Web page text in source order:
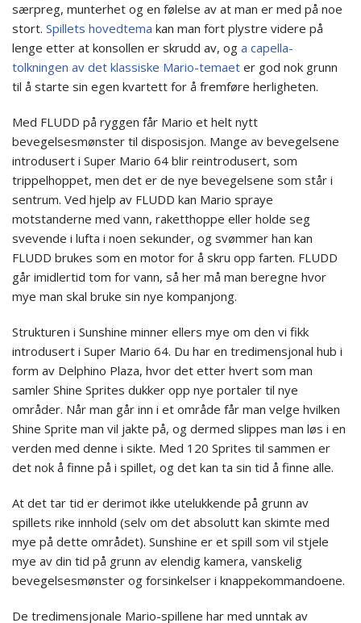
særpreg, munterhet og en følelse av at man er med på noe
stort. Spillets hovedtema kan man fort plystre videre på
lenge etter at konsollen er skrudd av, og a capella-
tolkningen av det klassiske Mario-temaet er god nok grunn
til å starte sin egen kvartett for å fremføre herligheten.
Med FLUDD på ryggen får Mario et helt nytt
bevegelsesmønster til disposisjon. Mange av bevegelsene
introdusert i Super Mario 64 blir reintrodusert, som
trippelhoppet, men det er de nye bevegelsene som står i
sentrum. Ved hjelp av FLUDD kan Mario spraye
motstanderne med vann, raketthoppe eller holde seg
svevende i lufta i noen sekunder, og svømmer han kan
FLUDD brukes som en motor for å skru opp farten. FLUDD
går imidlertid tom for vann, så her må man beregne hvor
mye man skal bruke sin nye kompanjong.
Strukturen i Sunshine minner ellers mye om den vi fikk
introdusert i Super Mario 64. Du har en tredimensjonal hub i
form av Delphino Plaza, hvor det etter hvert som man
samler Shine Sprites dukker opp nye portaler til nye
områder. Når man går inn i et område får man velge hvilken
Shine Sprite man vil jakte på, og dermed slippes man løs i en
verden med denne i sikte. Med 120 Sprites til sammen er
det nok å finne på i spillet, og det kan ta sin tid å finne alle.
At det tar tid er derimot ikke utelukkende på grunn av
spillets rike innhold (selv om det absolutt kan skimte med
mye på dette området). Sunshine er et spill som vil stjele
mye av din tid på grunn av elendig kamera, vanskelig
bevegelsesmønster og forsinkelser i knappekommandoene.
De tredimensjonale Mario-spillene har med unntak av